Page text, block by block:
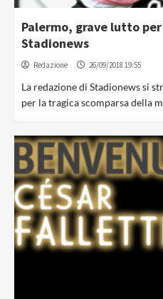
Palermo, grave lutto
Stadionews
Redazione 26/09/2018 19:55
La redazione di Stadionews si
per la tragica scomparsa della